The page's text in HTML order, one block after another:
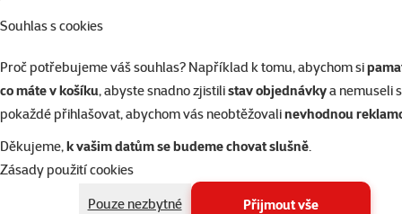
Souhlas s cookies
Proč potřebujeme váš souhlas? Například k tomu, abychom si
co máte v košíku, abyste snadno zjistilistav objednávkya nemuseli
pokaždé přihlašovat, abychom vás neobtěžovalinevhodnou
Děkujeme,k vašim datům se budeme chovat slušně.
Zásady použití cookies
Pouze nezbytné
Přijmout vše
Hill's
I love pets
64
IAMS
20
Kattovit
24